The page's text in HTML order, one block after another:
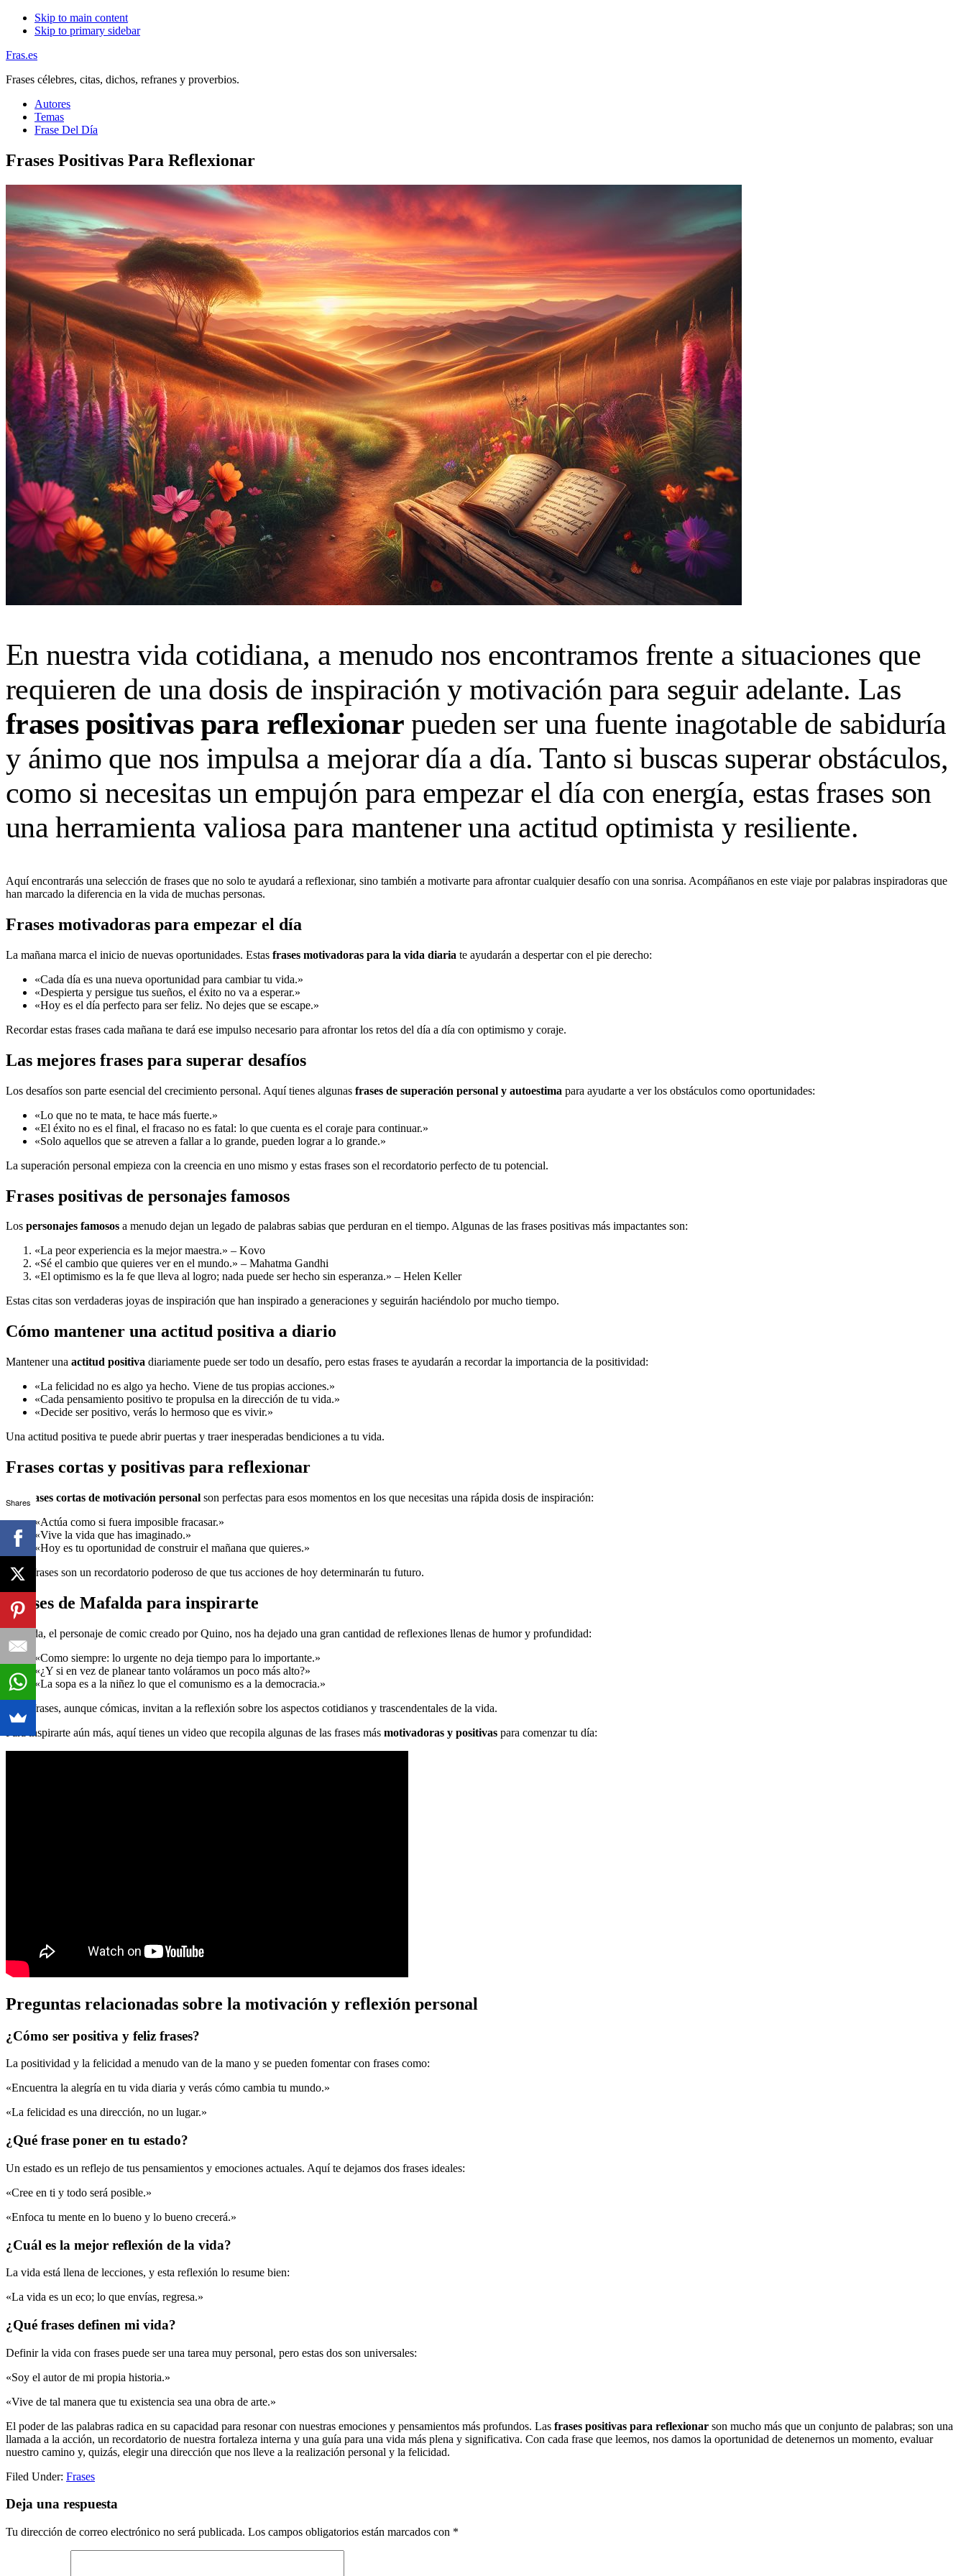
Skip to main content
Skip to primary sidebar
Fras.es
Frases célebres, citas, dichos, refranes y proverbios.
Autores
Temas
Frase Del Día
Frases Positivas Para Reflexionar
En nuestra vida cotidiana, a menudo nos encontramos frente a situaciones que
requieren de una dosis de inspiración y motivación para seguir adelante. Las
frases positivas para reflexionarpueden ser una fuente inagotable de sabiduría
y ánimo que nos impulsa a mejorar día a día. Tanto si buscas superar obstáculos,
como si necesitas un empujón para empezar el día con energía, estas frases son
una herramienta valiosa para mantener una actitud optimista y resiliente.
Aquí encontrarás una selección de frases que no solo te ayudará a reflexionar, sino también a motivarte para afrontar cualquier desafío con una sonrisa. Acompáñanos en este viaje por palabras inspiradoras que
han marcado la diferencia en la vida de muchas personas.
Frases motivadoras para empezar el día
La mañana marca el inicio de nuevas oportunidades. Estas frases motivadoras para la vida diaria te ayudarán a despertar con el pie derecho:
«Cada día es una nueva oportunidad para cambiar tu vida.»
«Despierta y persigue tus sueños, el éxito no va a esperar.»
«Hoy es el día perfecto para ser feliz. No dejes que se escape.»
Recordar estas frases cada mañana te dará ese impulso necesario para afrontar los retos del día a día con optimismo y coraje.
Las mejores frases para superar desafíos
Los desafíos son parte esencial del crecimiento personal. Aquí tienes algunas frases de superación personal y autoestima para ayudarte a ver los obstáculos como oportunidades:
«Lo que no te mata, te hace más fuerte.»
«El éxito no es el final, el fracaso no es fatal: lo que cuenta es el coraje para continuar.»
«Solo aquellos que se atreven a fallar a lo grande, pueden lograr a lo grande.»
La superación personal empieza con la creencia en uno mismo y estas frases son el recordatorio perfecto de tu potencial.
Frases positivas de personajes famosos
Los personajes famosos a menudo dejan un legado de palabras sabias que perduran en el tiempo. Algunas de las frases positivas más impactantes son:
«La peor experiencia es la mejor maestra.» – Kovo
«Sé el cambio que quieres ver en el mundo.» – Mahatma Gandhi
«El optimismo es la fe que lleva al logro; nada puede ser hecho sin esperanza.» – Helen Keller
Estas citas son verdaderas joyas de inspiración que han inspirado a generaciones y seguirán haciéndolo por mucho tiempo.
Cómo mantener una actitud positiva a diario
Mantener una actitud positiva diariamente puede ser todo un desafío, pero estas frases te ayudarán a recordar la importancia de la positividad:
«La felicidad no es algo ya hecho. Viene de tus propias acciones.»
«Cada pensamiento positivo te propulsa en la dirección de tu vida.»
«Decide ser positivo, verás lo hermoso que es vivir.»
Una actitud positiva te puede abrir puertas y traer inesperadas bendiciones a tu vida.
Frases cortas y positivas para reflexionar
Las frases cortas de motivación personal son perfectas para esos momentos en los que necesitas una rápida dosis de inspiración:
«Actúa como si fuera imposible fracasar.»
«Vive la vida que has imaginado.»
«Hoy es tu oportunidad de construir el mañana que quieres.»
Estas frases son un recordatorio poderoso de que tus acciones de hoy determinarán tu futuro.
Frases de Mafalda para inspirarte
Mafalda, el personaje de comic creado por Quino, nos ha dejado una gran cantidad de reflexiones llenas de humor y profundidad:
«Como siempre: lo urgente no deja tiempo para lo importante.»
«¿Y si en vez de planear tanto voláramos un poco más alto?»
«La sopa es a la niñez lo que el comunismo es a la democracia.»
Estas frases, aunque cómicas, invitan a la reflexión sobre los aspectos cotidianos y trascendentales de la vida.
Para inspirarte aún más, aquí tienes un video que recopila algunas de las frases más motivadoras y positivas para comenzar tu día:
Preguntas relacionadas sobre la motivación y reflexión personal
¿Cómo ser positiva y feliz frases?
La positividad y la felicidad a menudo van de la mano y se pueden fomentar con frases como:
«Encuentra la alegría en tu vida diaria y verás cómo cambia tu mundo.»
«La felicidad es una dirección, no un lugar.»
¿Qué frase poner en tu estado?
Un estado es un reflejo de tus pensamientos y emociones actuales. Aquí te dejamos dos frases ideales:
«Cree en ti y todo será posible.»
«Enfoca tu mente en lo bueno y lo bueno crecerá.»
¿Cuál es la mejor reflexión de la vida?
La vida está llena de lecciones, y esta reflexión lo resume bien:
«La vida es un eco; lo que envías, regresa.»
¿Qué frases definen mi vida?
Definir la vida con frases puede ser una tarea muy personal, pero estas dos son universales:
«Soy el autor de mi propia historia.»
«Vive de tal manera que tu existencia sea una obra de arte.»
El poder de las palabras radica en su capacidad para resonar con nuestras emociones y pensamientos más profundos. Las frases positivas para reflexionar son mucho más que un conjunto de palabras; son una
llamada a la acción, un recordatorio de nuestra fortaleza interna y una guía para una vida más plena y significativa. Con cada frase que leemos, nos damos la oportunidad de detenernos un momento, evaluar
nuestro camino y, quizás, elegir una dirección que nos lleve a la realización personal y la felicidad.
Filed Under: Frases
Reader
Interactions
Deja una respuesta
Tu dirección de correo electrónico no será publicada. Los campos obligatorios están marcados con *
Shares